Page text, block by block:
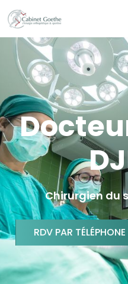
Chirurgien du
RDV PAR TÉLÉPHONE